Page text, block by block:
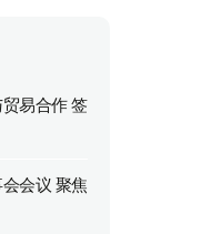
易合作 签
会议 聚焦